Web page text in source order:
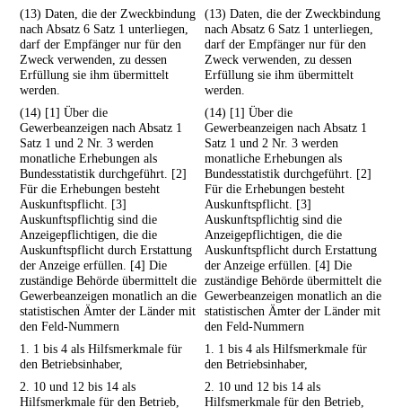
(13) Daten, die der Zweckbindung
nach Absatz 6 Satz 1 unterliegen,
darf der Empfänger nur für den
Zweck verwenden, zu dessen
Erfüllung sie ihm übermittelt
werden.
(13) Daten, die der Zweckbindung
nach Absatz 6 Satz 1 unterliegen,
darf der Empfänger nur für den
Zweck verwenden, zu dessen
Erfüllung sie ihm übermittelt
werden.
(14) [1] Über die
Gewerbeanzeigen nach Absatz 1
Satz 1 und 2 Nr. 3 werden
monatliche Erhebungen als
Bundesstatistik durchgeführt. [2]
Für die Erhebungen besteht
Auskunftspflicht. [3]
Auskunftspflichtig sind die
Anzeigepflichtigen, die die
Auskunftspflicht durch Erstattung
der Anzeige erfüllen. [4] Die
zuständige Behörde übermittelt die
Gewerbeanzeigen monatlich an die
statistischen Ämter der Länder mit
den Feld-Nummern
(14) [1] Über die
Gewerbeanzeigen nach Absatz 1
Satz 1 und 2 Nr. 3 werden
monatliche Erhebungen als
Bundesstatistik durchgeführt. [2]
Für die Erhebungen besteht
Auskunftspflicht. [3]
Auskunftspflichtig sind die
Anzeigepflichtigen, die die
Auskunftspflicht durch Erstattung
der Anzeige erfüllen. [4] Die
zuständige Behörde übermittelt die
Gewerbeanzeigen monatlich an die
statistischen Ämter der Länder mit
den Feld-Nummern
1. 1 bis 4 als Hilfsmerkmale für
den Betriebsinhaber,
1. 1 bis 4 als Hilfsmerkmale für
den Betriebsinhaber,
2. 10 und 12 bis 14 als
Hilfsmerkmale für den Betrieb,
2. 10 und 12 bis 14 als
Hilfsmerkmale für den Betrieb,